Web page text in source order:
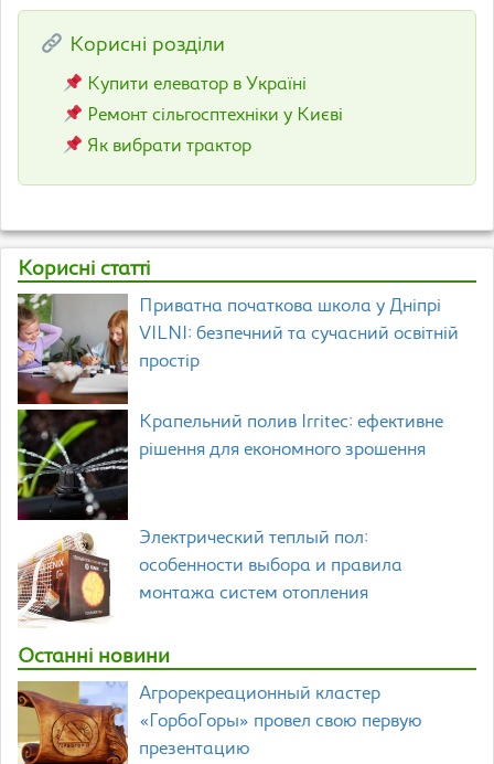
Корисні розділи
Купити елеватор в Україні
Ремонт сільгосптехніки у Києві
Як вибрати трактор
Корисні статті
Приватна початкова школа у Дніпрі
VILNI: безпечний та сучасний освітній
простір
Крапельний полив Irritec: ефективне
рішення для економного зрошення
Электрический теплый пол:
особенности выбора и правила
монтажа систем отопления
Останні новини
Агрорекреационный кластер
«ГорбоГоры» провел свою первую
презентацию